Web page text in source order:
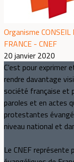
Organisme CONSEIL
FRANCE - CNEF
20 janvier 2020
C’est pour exprimer
rendre davantage
société française et
paroles et en actes
protestantes
niveau national et
Le CNEF